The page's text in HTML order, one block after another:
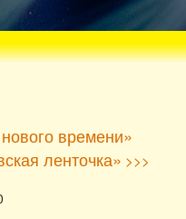
времени»
ленточка» >>>